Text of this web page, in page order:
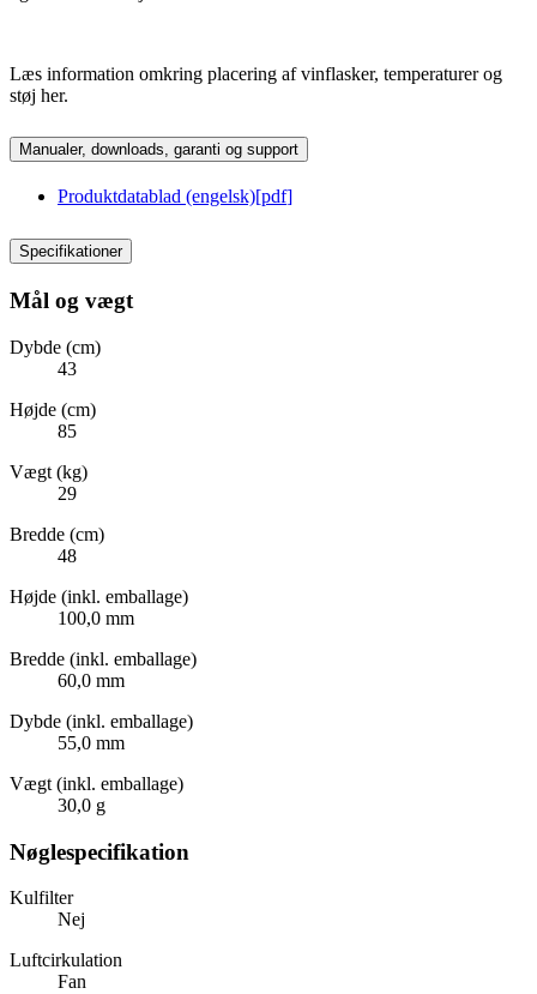
Læs information omkring placering af vinflasker, temperaturer og
støj her.
Manualer, downloads, garanti og support
Produktdatablad (engelsk)[pdf]
Specifikationer
Mål og vægt
Dybde (cm)
43
Højde (cm)
85
Vægt (kg)
29
Bredde (cm)
48
Højde (inkl. emballage)
100,0 mm
Bredde (inkl. emballage)
60,0 mm
Dybde (inkl. emballage)
55,0 mm
Vægt (inkl. emballage)
30,0 g
Nøglespecifikation
Kulfilter
Nej
Luftcirkulation
Fan